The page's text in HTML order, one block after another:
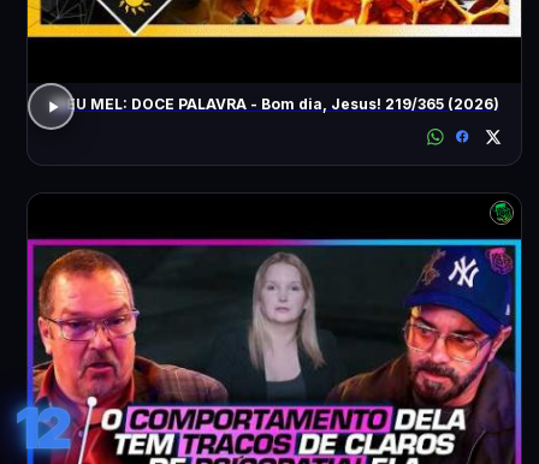
MEU MEL: DOCE PALAVRA - Bom dia, Jesus! 219/365 (2026)
12